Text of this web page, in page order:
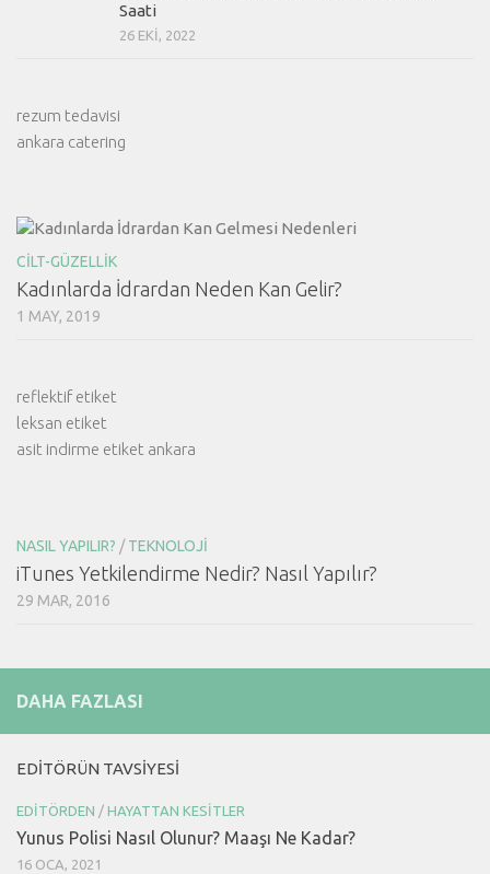
Saati
26 EKI, 2022
rezum tedavisi
ankara catering
CILT-GÜZELLIK
Kadınlarda İdrardan Neden Kan Gelir?
1 MAY, 2019
reflektif etiket
leksan etiket
asit indirme etiket ankara
NASIL YAPILIR? /TEKNOLOJI
iTunes Yetkilendirme Nedir? Nasıl Yapılır?
29 MAR, 2016
DAHA FAZLASI
EDITÖRÜN TAVSIYESI
EDITÖRDEN / HAYATTAN KESITLER
Yunus Polisi Nasıl Olunur? Maaşı Ne Kadar?
16 OCA, 2021